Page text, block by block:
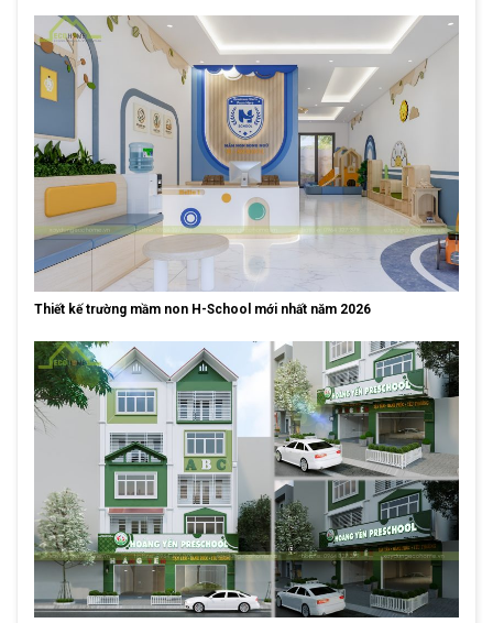
Thiết kế trường mầm non H-School mới nhất năm 2026